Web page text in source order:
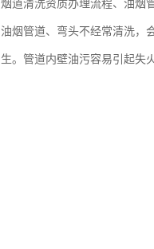
烟道清洗资质办理流程、油烟
油烟管道、弯头不经常清洗，
生。管道内壁油污容易引起失